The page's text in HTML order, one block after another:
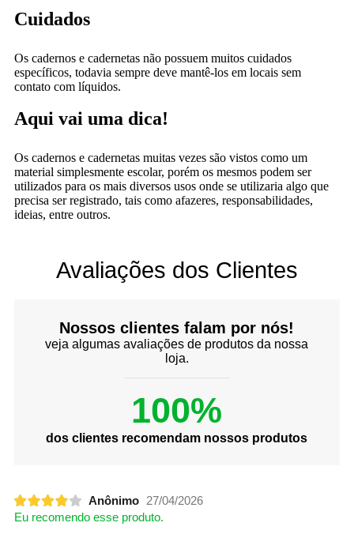
Cuidados
Os cadernos e cadernetas não possuem muitos cuidados
específicos, todavia sempre deve mantê-los em locais sem
contato com líquidos.
Aqui vai uma dica!
Os cadernos e cadernetas muitas vezes são vistos como um
material simplesmente escolar, porém os mesmos podem ser
utilizados para os mais diversos usos onde se utilizaria algo que
precisa ser registrado, tais como afazeres, responsabilidades,
ideias, entre outros.
Avaliações dos Clientes
Nossos clientes falam por nós!
veja algumas avaliações de produtos da nossa
loja.
100%
dos clientes recomendam nossos produtos
Anônimo
27/04/2026
Eu recomendo esse produto.